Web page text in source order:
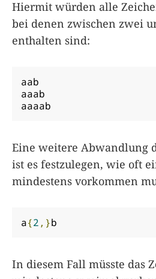
Hiermit würden alle
bei denen zwischen zwei
enthalten sind:
aab
aaab
aaaab
Eine weitere Abwandlung
ist es festzulegen, wie oft
mindestens vorkommen
a{2 ,}b
In diesem Fall müsste das